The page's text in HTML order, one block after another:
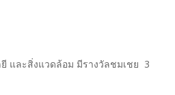
และสิ่งแวดล้อม มีรางวัลชมเชย 3